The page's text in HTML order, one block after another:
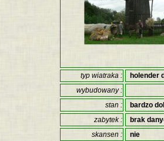
typ wiatraka :
holender
wybudowany :
stan :
bardzo
zabytek :
brak
skansen :
nie